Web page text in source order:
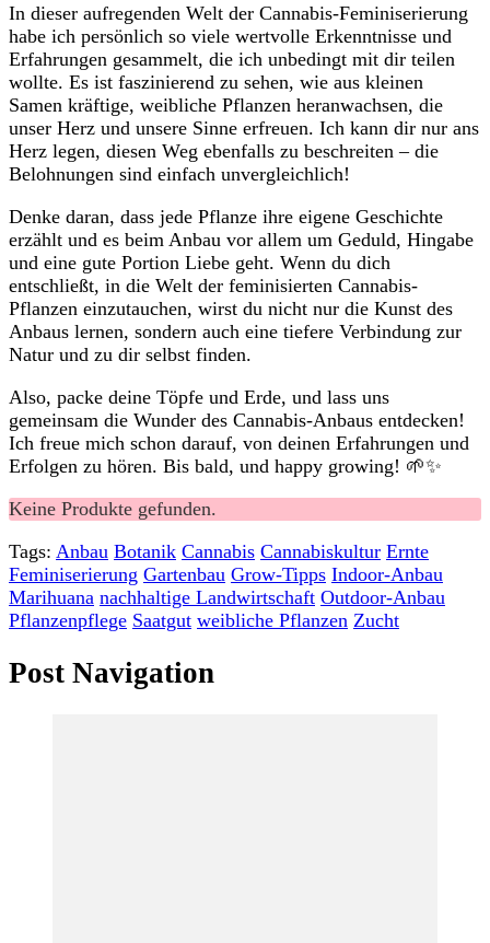
In dieser aufregenden Welt der Cannabis-Feminiserierung
habe ich⁤ persönlich so​ viele ‌wertvolle Erkenntnisse⁤ und
Erfahrungen gesammelt, die ich unbedingt​ mit dir⁣ teilen
wollte. Es ist faszinierend zu⁣ sehen, wie aus kleinen
Samen kräftige,‌ weibliche Pflanzen⁢ heranwachsen, die
unser⁣ Herz und unsere Sinne⁣ erfreuen. Ich kann dir nur ans
Herz ⁤legen, diesen‌ Weg⁣ ebenfalls⁤ zu beschreiten – die
⁣Belohnungen sind einfach⁤ unvergleichlich!
Denke daran, dass ⁣jede Pflanze ​ihre eigene⁢ Geschichte
erzählt und es​ beim Anbau vor allem um Geduld, Hingabe
und eine ⁤gute ⁢Portion Liebe ‍geht. ⁢Wenn du dich
entschließt, ⁣in die Welt der feminisierten Cannabis-
Pflanzen einzutauchen, wirst⁣ du ‌nicht nur ​die Kunst des
Anbaus lernen, sondern auch⁣ eine tiefere ‍Verbindung zur
Natur und zu dir⁣ selbst finden.
Also,⁣ packe deine⁤ Töpfe‍ und⁢ Erde, ⁣und lass​ uns
‍gemeinsam⁤ die Wunder‍ des​ Cannabis-Anbaus‌ entdecken!
Ich freue mich schon darauf, von deinen​ Erfahrungen ⁤und​
Erfolgen zu hören. Bis bald, und happy ​growing! 🌱✨
Keine Produkte gefunden.
Tags: Anbau Botanik Cannabis Cannabiskultur Ernte
Feminiserierung Gartenbau Grow-Tipps Indoor-Anbau
Marihuana nachhaltige Landwirtschaft Outdoor-Anbau
Pflanzenpflege Saatgut weibliche Pflanzen Zucht
Post Navigation